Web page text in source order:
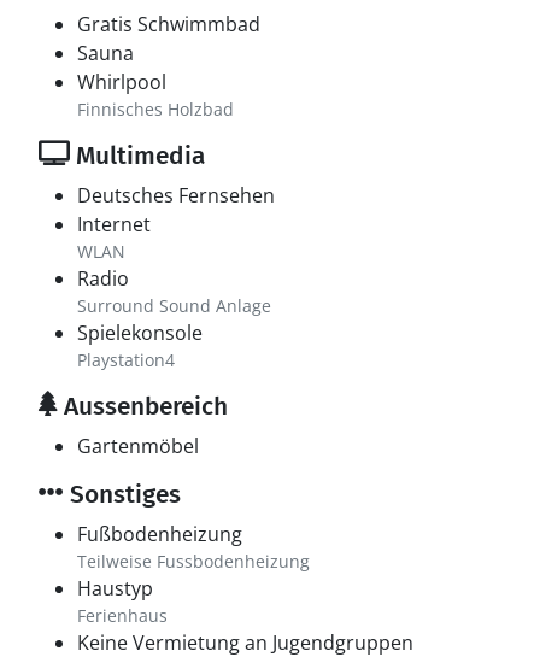
Gratis Schwimmbad
Sauna
Whirlpool
Finnisches Holzbad
Multimedia
Deutsches Fernsehen
Internet
WLAN
Radio
Surround Sound Anlage
Spielekonsole
Playstation4
Aussenbereich
Gartenmöbel
Sonstiges
Fußbodenheizung
Teilweise Fussbodenheizung
Haustyp
Ferienhaus
Keine Vermietung an Jugendgruppen